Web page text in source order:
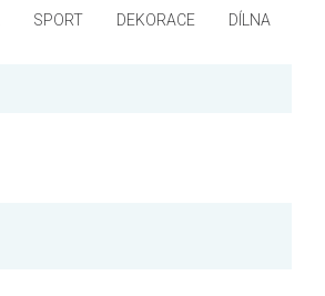
SPORT DEKORACE DÍLNA